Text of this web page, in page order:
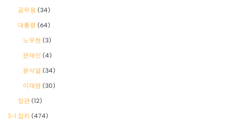
공무원 (34)
대통령 (64)
노무현 (3)
문재인 (4)
윤석열 (34)
이재명 (30)
장관 (12)
3-1 잡지 (474)